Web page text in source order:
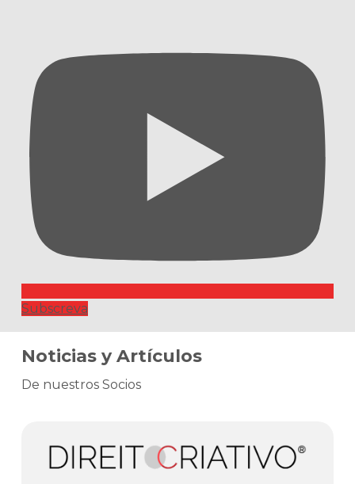
Subscreva
Noticias y Artículos
De nuestros Socios